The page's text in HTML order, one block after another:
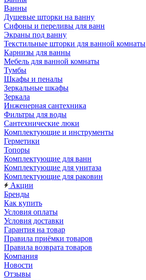
Ванны
Душевые шторки на ванну
Сифоны и переливы для ванн
Экраны под ванну
Текстильные шторки для ванной комнаты
Карнизы для ванны
Мебель для ванной комнаты
Тумбы
Шкафы и пеналы
Зеркальные шкафы
Зеркала
Инженерная сантехника
Фильтры для воды
Сантехнические люки
Комплектующие и инструменты
Герметики
Топоры
Комплектующие для ванн
Комплектующие для унитаза
Комплектующие для раковин
Акции
Бренды
Как купить
Условия оплаты
Условия доставки
Гарантия на товар
Правила приёмки товаров
Правила возврата товаров
Компания
Новости
Отзывы